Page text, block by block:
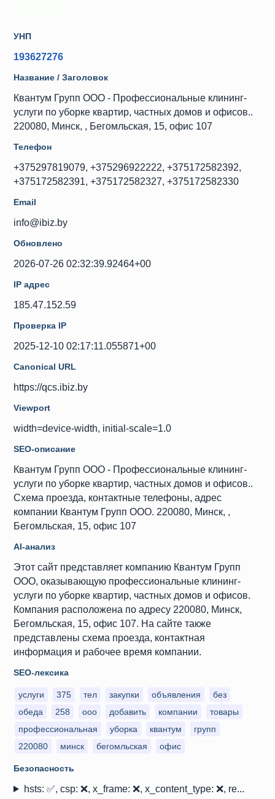
УНП
193627276
Название / Заголовок
Квантум Групп ООО - Профессиональные клининг-
услуги по уборке квартир, частных домов и офисов..
220080, Минск, , Бегомльская, 15, офис 107
Телефон
+375297819079, +375296922222, +375172582392,
+375172582391, +375172582327, +375172582330
Email
info@ibiz.by
Обновлено
2026-07-26 02:32:39.92464+00
IP адрес
185.47.152.59
Проверка IP
2025-12-10 02:17:11.055871+00
Canonical URL
https://qcs.ibiz.by
Viewport
width=device-width, initial-scale=1.0
SEO-описание
Квантум Групп ООО - Профессиональные клининг-
услуги по уборке квартир, частных домов и офисов..
Схема проезда, контактные телефоны, адрес
компании Квантум Групп ООО. 220080, Минск, ,
Бегомльская, 15, офис 107
AI-анализ
Этот сайт представляет компанию Квантум Групп
ООО, оказывающую профессиональные клининг-
услуги по уборке квартир, частных домов и офисов.
Компания расположена по адресу 220080, Минск,
Бегомльская, 15, офис 107. На сайте также
представлены схема проезда, контактная
информация и рабочее время компании.
SEO-лексика
услуги 375 тел закупки объявления
без
обеда
258 ооо добавить компании
товары
профессиональная
уборка квантум
групп
220080
минск бегомльская офис
Безопасность
hsts: ✅, csp: ❌, x_frame: ❌, x_content_type: ❌, re...